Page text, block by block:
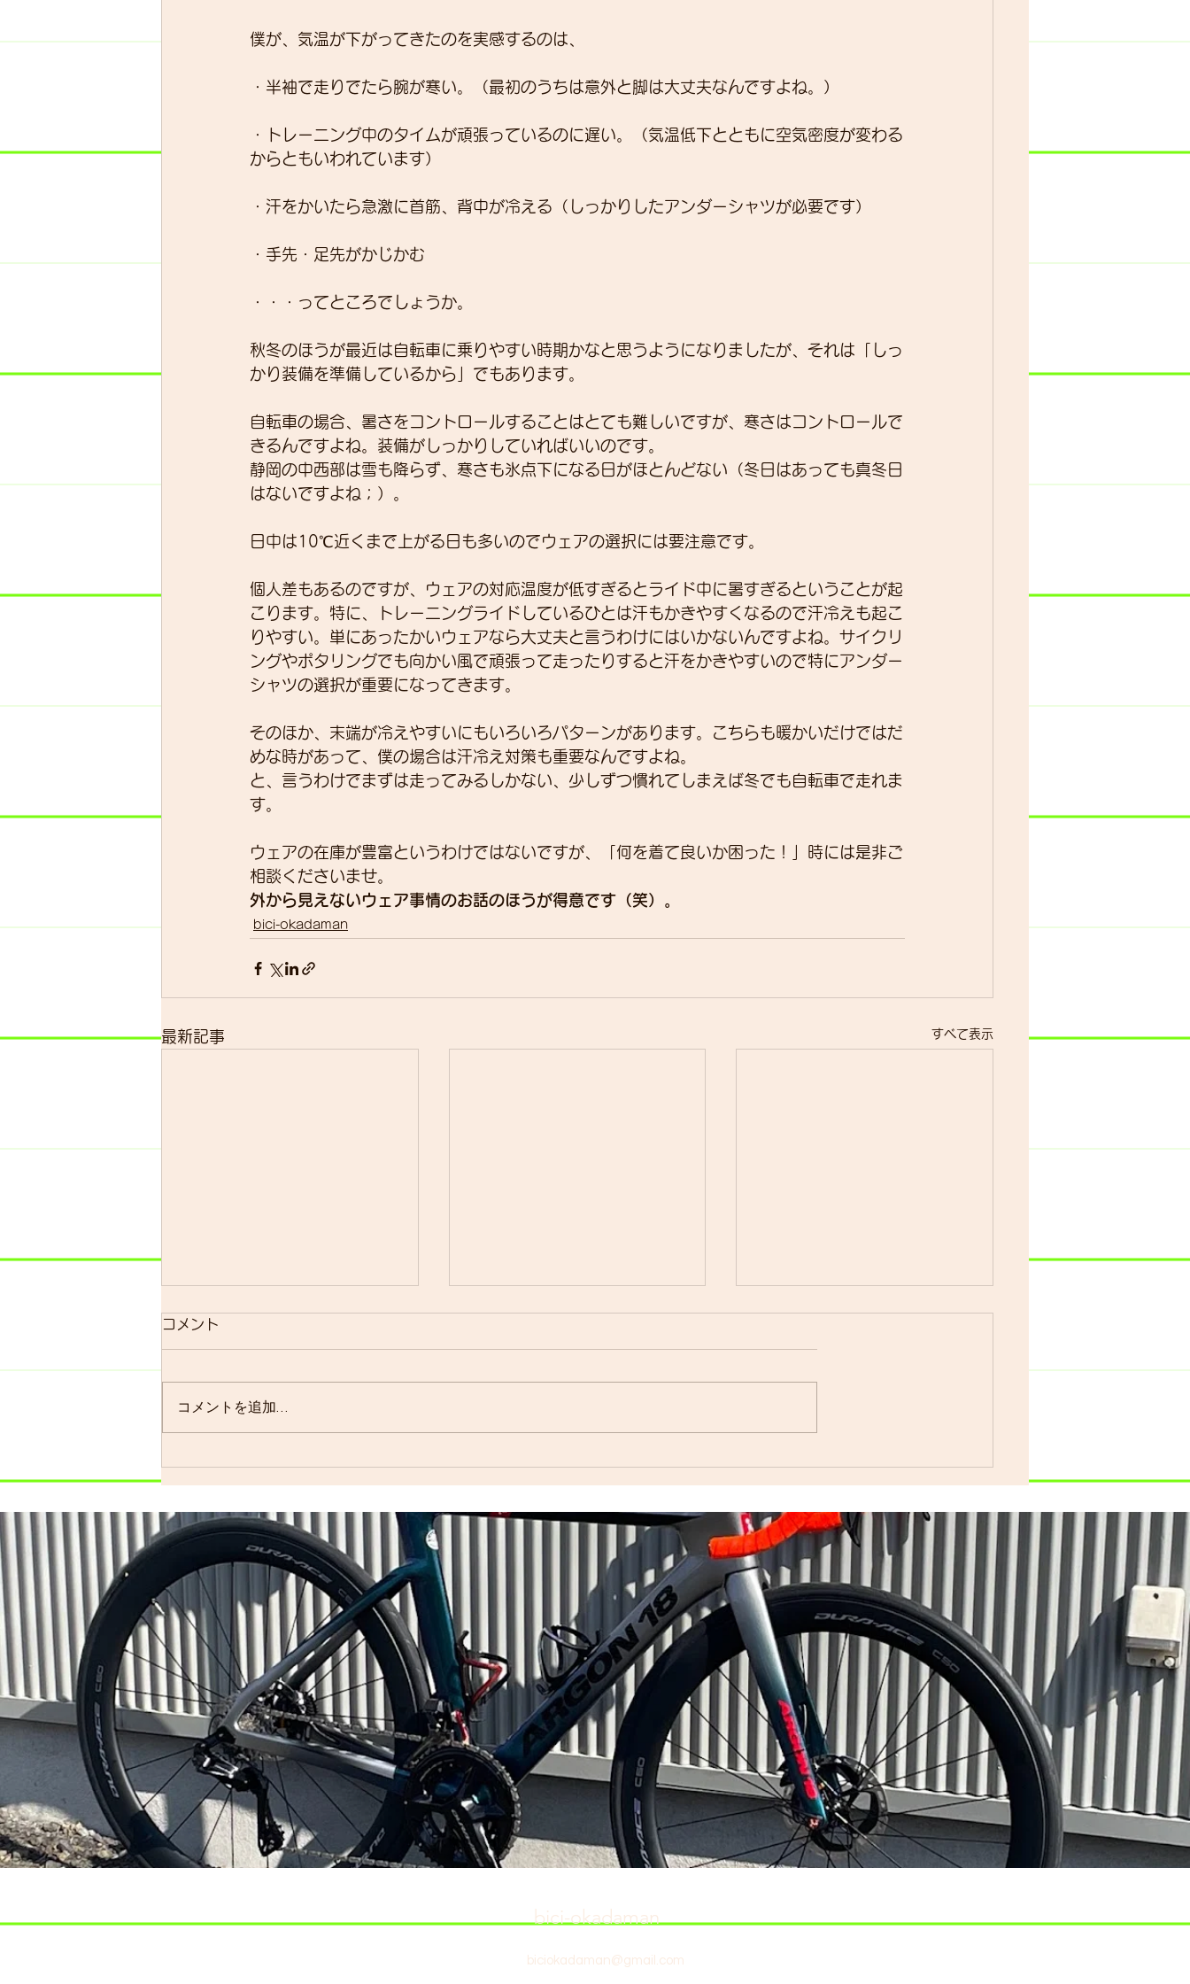
グループライド ウェットスーツ
僕が、気温が下がってきたのを実感するのは、
・半袖で走りでたら腕が寒い。（最初のうちは意外と脚は大丈夫なんですよね。）
・トレーニング中のタイムが頑張っているのに遅い。（気温低下とともに空気密度が変わる
からともいわれています）
・汗をかいたら急激に首筋、背中が冷える（しっかりしたアンダーシャツが必要です）
・手先・足先がかじかむ
・・・ってところでしょうか。
秋冬のほうが最近は自転車に乗りやすい時期かなと思うようになりましたが、それは「しっ
かり装備を準備しているから」でもあります。
自転車の場合、暑さをコントロールすることはとても難しいですが、寒さはコントロールで
きるんですよね。装備がしっかりしていればいいのです。
静岡の中西部は雪も降らず、寒さも氷点下になる日がほとんどない（冬日はあっても真冬日
はないですよね；）。
日中は10℃近くまで上がる日も多いのでウェアの選択には要注意です。
個人差もあるのですが、ウェアの対応温度が低すぎるとライド中に暑すぎるということが起
こります。特に、トレーニングライドしているひとは汗もかきやすくなるので汗冷えも起こ
りやすい。単にあったかいウェアなら大丈夫と言うわけにはいかないんですよね。サイクリ
ングやポタリングでも向かい風で頑張って走ったりすると汗をかきやすいので特にアンダー
シャツの選択が重要になってきます。
そのほか、末端が冷えやすいにもいろいろパターンがあります。こちらも暖かいだけではだ
めな時があって、僕の場合は汗冷え対策も重要なんですよね。
と、言うわけでまずは走ってみるしかない、少しずつ慣れてしまえば冬でも自転車で走れま
す。
ウェアの在庫が豊富というわけではないですが、「何を着て良いか困った！」時には是非ご
相談くださいませ。
外から見えないウェア事情のお話のほうが得意です（笑）。
bici-okadaman
最新記事 すべて表示
明日のsmrについて
す。 よく、お客様に「グループ
ライドはまだ実施されています
います」ので…。 僕の今週はメ
ロードで走るかグラベルロードで
走るかを決めます。グラベルロー
Index ウェットスーツ（オー
コメント
コメントを追加…
bici-okadaman
biciokadaman@gmail.com